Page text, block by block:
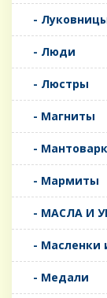
-
- Люди
- Люстры
- Магниты
-
- Мармиты
- МАСЛА И
- Масленки
- Медали